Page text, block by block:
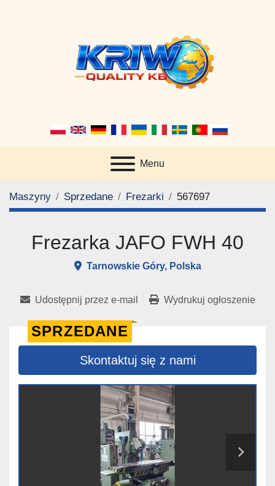
Menu
Maszyny Sprzedane Frezarki 567697
Frezarka JAFO FWH 40
Tarnowskie Góry, Polska
Udostępnij przez e-mail Wydrukuj ogłoszenie
SPRZEDANE
Skontaktuj się z nami